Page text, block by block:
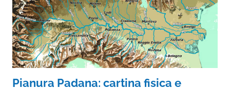
Pianura Padana: cartina fisica e